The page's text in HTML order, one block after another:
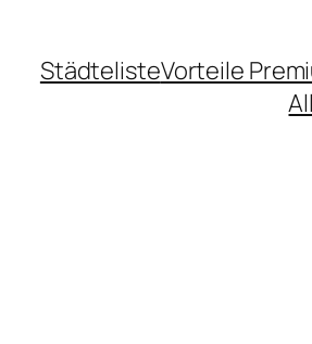
StädtelisteVorteile